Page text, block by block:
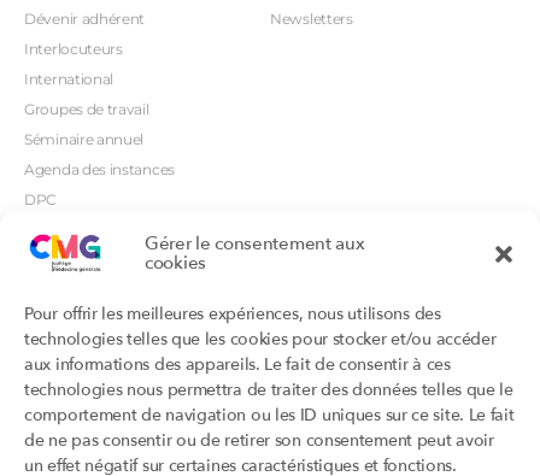
Gérer le consentement aux
cookies
Pour offrir les meilleures expériences, nous utilisons des
technologies telles que les cookies pour stocker et/ou accéder
aux informations des appareils. Le fait de consentir à ces
technologies nous permettra de traiter des données telles que le
comportement de navigation ou les ID uniques sur ce site. Le fait
de ne pas consentir ou de retirer son consentement peut avoir
un effet négatif sur certaines caractéristiques et fonctions.
Dévenir adhérent
Interlocuteurs
International
Groupes de travail
Séminaire annuel
Agenda des instances
DPC
Orientations prioritaires
Newsletters
Productions
Productions du Collège
Productions des structures
adhérentes
Labellisation
Addictions et médecine générale
Et si c’était une maladie rare ?
Portails
Annuaire DU/DIU
Archimede.fr
Ebmfrance.net
Toutes les recos
Certificats-absurdes.fr